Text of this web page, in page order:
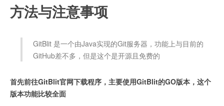
方法与注意事项
GitBlit 是一个由Java实现的Git服务器，功能上与目前的
GitHub差不多，但是这个是开源且免费的
首先前往GitBlit官网下载程序，主要使用GitBlit的GO版本，这个
版本功能比较全面